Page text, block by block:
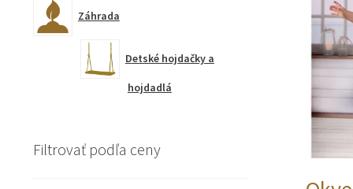
Záhrada
Detské hojdačky a
hojdadlá
Filtrovať podľa ceny